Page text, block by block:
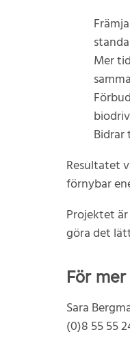
Mer
Bidrar
Resultatet
förnybar
Projektet
göra det
För
Sara
(0)8 55 55